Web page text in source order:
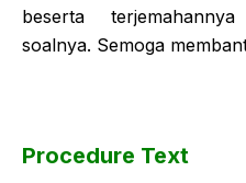
beserta
soalnya. Semoga
Procedure Text